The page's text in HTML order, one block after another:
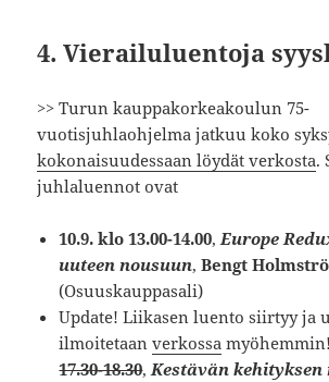
4. Vierailuluentoja
>> Turun kauppakorkeakoulun 75-
vuotisjuhlaohjelma jatkuu koko
kokonaisuudessaan löydät verkosta.
juhlaluennot ovat
10.9. klo 13.00-14.00, Europe
uuteen nousuun,Bengt
(Osuuskauppasali)
Update! Liikasen luento siirtyy ja
ilmoitetaanverkossa
17.30-18.30, Kestävän